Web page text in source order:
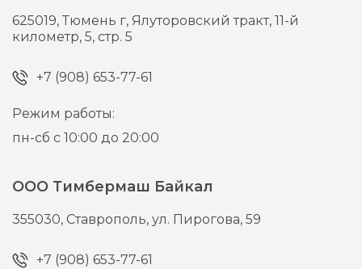
625019,Тюмень г, Ялуторовский тракт, 11-й
километр, 5, стр. 5
+7 (908) 653-77-61
Режим работы:
пн-сб с 10:00 до 20:00
ООО Тимбермаш Байкал
355030, Ставрополь,ул. Пирогова, 59
+7 (908) 653-77-61